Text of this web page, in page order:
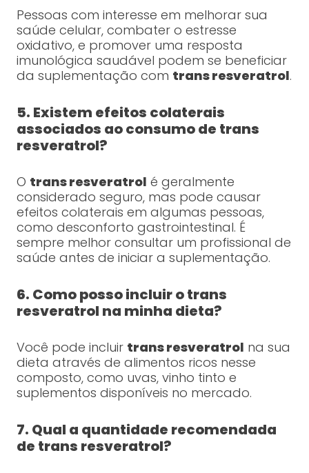
Pessoas com interesse em melhorar sua
saúde celular, combater o estresse
oxidativo, e promover uma resposta
imunológica saudável podem se beneficiar
da suplementação com trans resveratrol.
5. Existem efeitos colaterais
associados ao consumo de trans
resveratrol?
O trans resveratrol é geralmente
considerado seguro, mas pode causar
efeitos colaterais em algumas pessoas,
como desconforto gastrointestinal. É
sempre melhor consultar um profissional de
saúde antes de iniciar a suplementação.
6. Como posso incluir o trans
resveratrol na minha dieta?
Você pode incluir trans resveratrol na sua
dieta através de alimentos ricos nesse
composto, como uvas, vinho tinto e
suplementos disponíveis no mercado.
7. Qual a quantidade recomendada
de trans resveratrol?